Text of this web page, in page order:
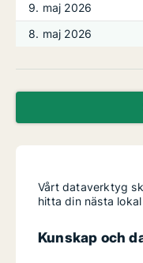
9. maj 2026
8. maj 2026
Vårt dataverktyg
hitta din nästa lokal
Kunskap och